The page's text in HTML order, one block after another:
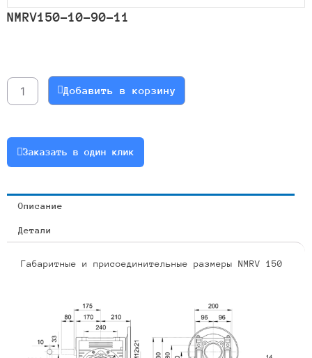
NMRV150-10-90-11
NMRV150-
10-
Добавить в корзину
Заказать в один клик
Описание
Детали
Габаритные и присоединительные размеры NMRV 150